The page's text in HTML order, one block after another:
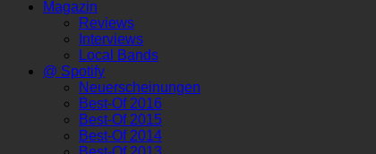
Magazin
Reviews
Interviews
Local Bands
@ Spotify
Neuerscheinungen
Best-Of 2016
Best-Of 2015
Best-Of 2014